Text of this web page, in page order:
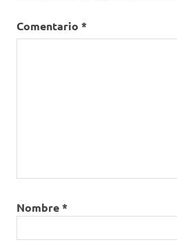
Comentario *
Nombre*